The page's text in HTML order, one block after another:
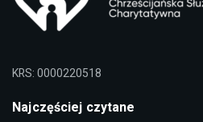
KRS: 0000220518
Najczęściej czytane